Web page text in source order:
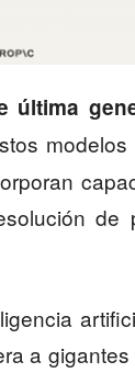
última
de
a